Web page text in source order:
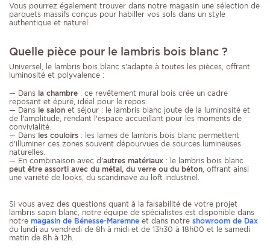
Vous pourrez également trouver dans notre magasin une sélection de
parquets massifs conçus pour habiller vos sols dans un style
authentique et naturel.
Quelle pièce pour le lambris bois blanc ?
Universel, le lambris bois blanc s'adapte à toutes les pièces, offrant
luminosité et polyvalence :
— Dans la chambre : ce revêtement mural bois crée un cadre
reposant et épuré, idéal pour le repos.
— Dans le salon et séjour : le lambris blanc joute de la luminosité et
de l'amplitude, rendant l'espace accueillant pour les moments de
convivialité.
— Dans les couloirs : les lames de lambris bois blanc permettent
d'illuminer ces zones souvent dépourvues de sources lumineuses
naturelles.
— En combinaison avec d'autres matériaux : le lambris bois blanc
peut être assorti avec du métal, du verre ou du béton , offrant ainsi
une variété de looks, du scandinave au loft industriel.
Si vous avez des questions quant à la faisabilité de votre projet
lambris sapin blanc, notre équipe de spécialistes est disponible dans
notre magasin de Bénesse-Maremne et dans notre showroom de Dax
du lundi au vendredi de 8h à midi et de 13h30 à 18h00 et le samedi
matin de 8h à 12h.